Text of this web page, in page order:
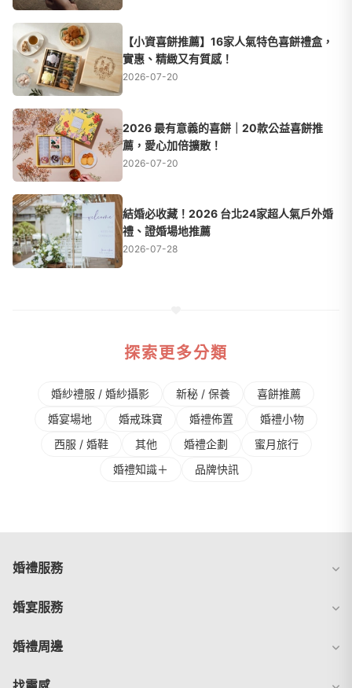
【小資喜餅推薦】16家人氣特色喜餅禮盒，
實惠、精緻又有質感！
2026-07-20
2026 最有意義的喜餅｜20款公益喜餅推
薦，愛心加倍擴散！
2026-07-20
結婚必收藏！2026 台北24家超人氣戶外婚
禮、證婚場地推薦
2026-07-28
探索更多分類
婚紗禮服 / 婚紗攝影 新秘 / 保養
喜餅推薦
婚宴場地
婚戒珠寶 婚禮佈置
婚禮⼩物
⻄服 / 婚鞋
其他 婚禮企劃
蜜⽉旅⾏
婚禮知識＋
品牌快訊
婚禮服務
婚宴服務
婚禮周邊